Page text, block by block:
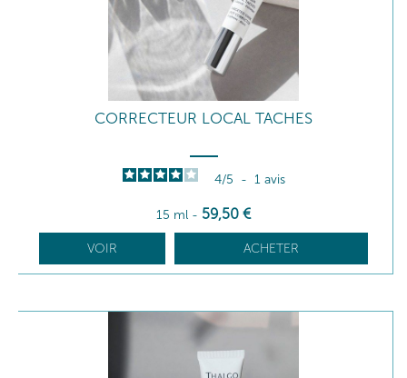
CORRECTEUR LOCAL TACHES
4/5 - 1 avis
15 ml - 59,50 €
VOIR ACHETER